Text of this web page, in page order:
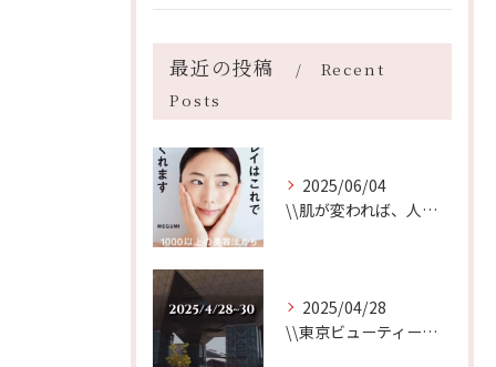
最近の投稿
Recent
Posts
2025/06/04
\\肌が変われば、人生が変わる//
2025/04/28
\\東京ビューティーワールド始まります//